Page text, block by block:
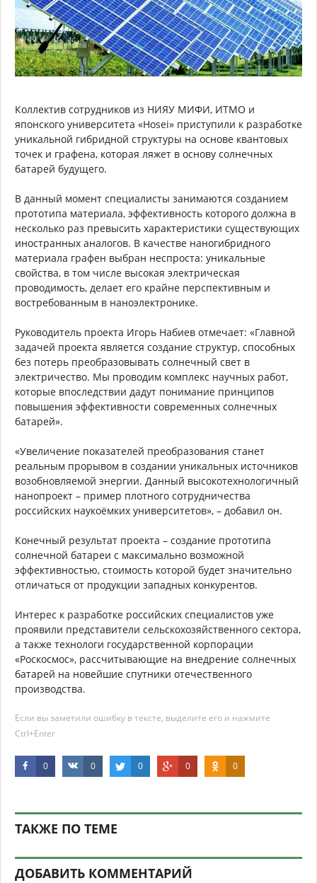
Коллектив сотрудников из НИЯУ МИФИ, ИТМО и
японского университета «Hosei» приступили к разработке
уникальной гибридной структуры на основе квантовых
точек и графена, которая ляжет в основу солнечных
батарей будущего.
В данный момент специалисты занимаются созданием
прототипа материала, эффективность которого должна в
несколько раз превысить характеристики существующих
иностранных аналогов. В качестве наногибридного
материала графен выбран неспроста: уникальные
свойства, в том числе высокая электрическая
проводимость, делает его крайне перспективным и
востребованным в наноэлектронике.
Руководитель проекта Игорь Набиев отмечает: «Главной
задачей проекта является создание структур, способных
без потерь преобразовывать солнечный свет в
электричество. Мы проводим комплекс научных работ,
которые впоследствии дадут понимание принципов
повышения эффективности современных солнечных
батарей».
«Увеличение показателей преобразования станет
реальным прорывом в создании уникальных источников
возобновляемой энергии. Данный высокотехнологичный
нанопроект – пример плотного сотрудничества
российских наукоёмких университетов», – добавил он.
Конечный результат проекта – создание прототипа
солнечной батареи с максимально возможной
эффективностью, стоимость которой будет значительно
отличаться от продукции западных конкурентов.
Интерес к разработке российских специалистов уже
проявили представители сельскохозяйственного сектора,
а также технологи государственной корпорации
«Роскосмос», рассчитывающие на внедрение солнечных
батарей на новейшие спутники отечественного
производства.
Если вы заметили ошибку в тексте, выделите его и нажмите
Ctrl+Enter
0 0 0 0 0
ТАКЖЕ ПО ТЕМЕ
ДОБАВИТЬ КОММЕНТАРИЙ